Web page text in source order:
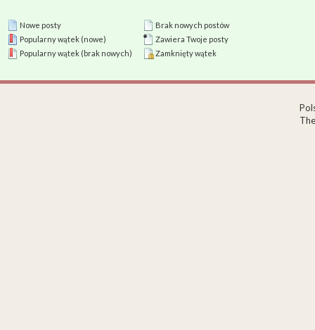
Nowe posty
Popularny wątek (nowe)
Popularny wątek (brak nowych)
Brak nowych postów
Zawiera Twoje posty
Zamknięty wątek